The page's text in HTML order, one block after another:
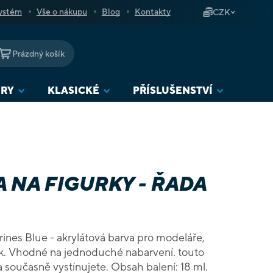
Vše o nákupu Blog Kontakty CZK
NÁKUPNÍ
KOŠÍK
Prázdný košík
KLASICKÉ PŘÍSLUŠENSTVÍ
NA FIGURKY - ŘADA
Blue - akrylátová barva pro modeláře,
barvou figurku nabarvíte a současně vystínujete. Obsah balení: 18 ml.